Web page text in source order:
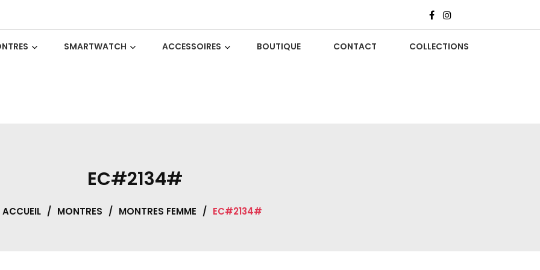
SMARTWATCH ACCESSOIRES BOUTIQUE CONTACT COLLECTIONS
EC#2134#
ACCUEIL / MONTRES / MONTRES FEMME / EC#2134#